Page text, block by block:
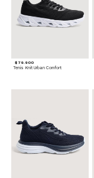
$ 79.900
Tenis Knit Urban Comfort